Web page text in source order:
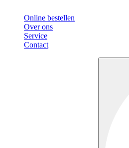
Online bestellen
Over ons
Service
Contact